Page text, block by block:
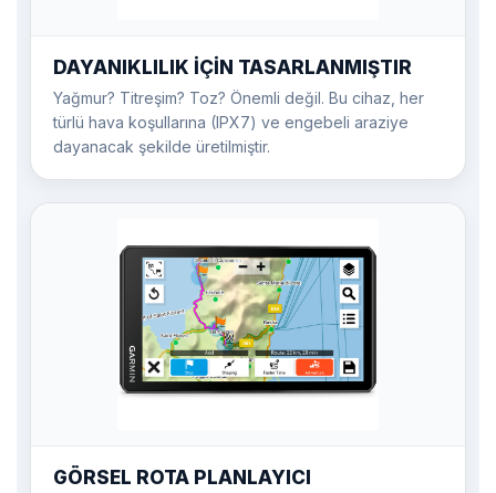
DAYANIKLILIK İÇİN TASARLANMIŞTIR
Yağmur? Titreşim? Toz? Önemli değil. Bu cihaz, her
türlü hava koşullarına (IPX7) ve engebeli araziye
dayanacak şekilde üretilmiştir.
GÖRSEL ROTA PLANLAYICI